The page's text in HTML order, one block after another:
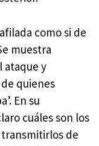
como si de
muestra
ataque y
quienes
En su
cuáles son los
de